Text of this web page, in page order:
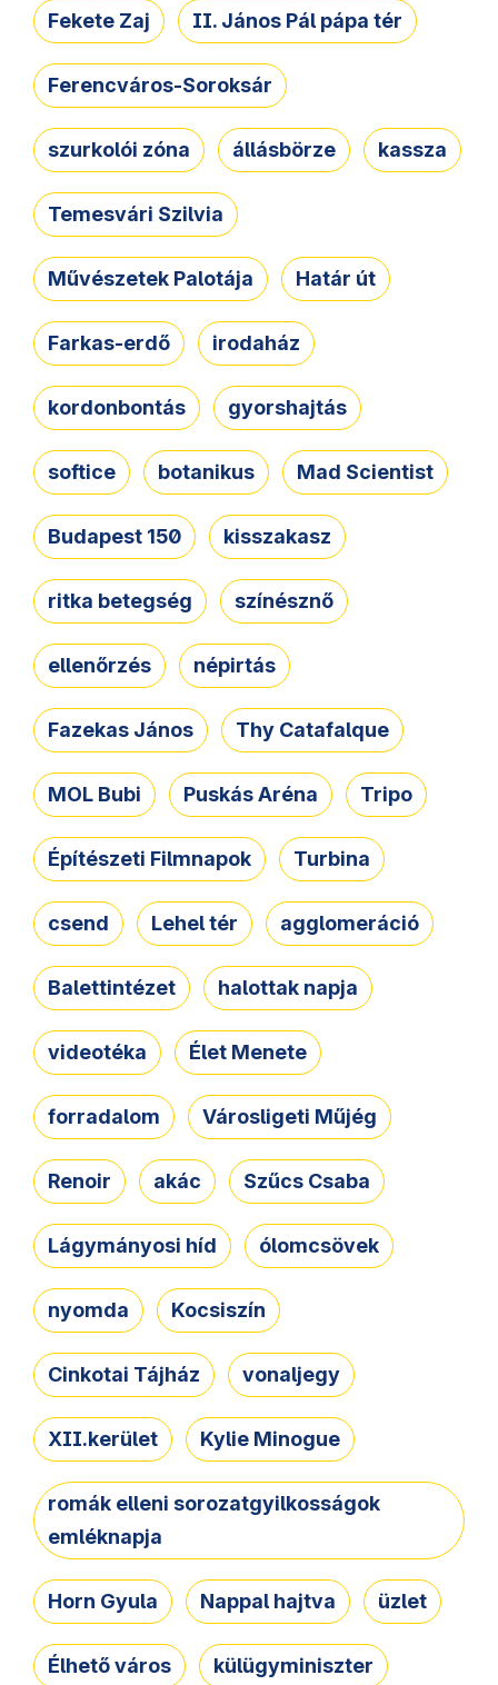
Fekete Zaj II. János Pál pápa tér
Ferencváros-Soroksár
szurkolói zóna állásbörze kassza
Temesvári Szilvia
Művészetek Palotája Határ út
Farkas-erdő irodaház
kordonbontás gyorshajtás
softice botanikus Mad Scientist
Budapest 150 kisszakasz
ritka betegség színésznő
ellenőrzés népirtás
Fazekas János Thy Catafalque
MOL Bubi Puskás Aréna Tripo
Építészeti Filmnapok Turbina
csend Lehel tér agglomeráció
Balettintézet halottak napja
videotéka Élet Menete
forradalom Városligeti Műjég
Renoir akác Szűcs Csaba
Lágymányosi híd ólomcsövek
nyomda Kocsiszín
Cinkotai Tájház vonaljegy
XII.kerület Kylie Minogue
romák elleni sorozatgyilkosságok
emléknapja
Horn Gyula Nappal hajtva üzlet
Élhető város külügyminiszter